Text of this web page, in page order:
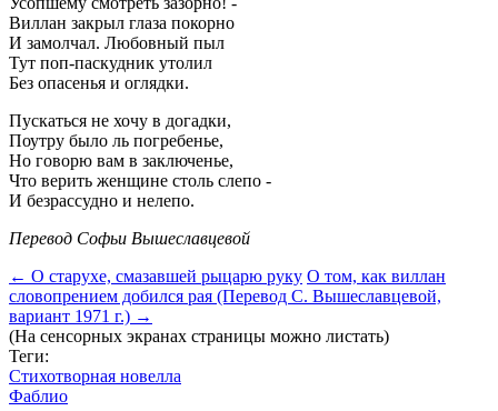
Виллан закрыл глаза покорно
И замолчал. Любовный пыл
Тут поп-паскудник утолил
Без опасенья и оглядки.
Пускаться не хочу в догадки,
Поутру было ль погребенье,
Но говорю вам в заключенье,
Что верить женщине столь слепо -
И безрассудно и нелепо.
Перевод Софьи Вышеславцевой
← О старухе, смазавшей рыцарю руку О том, как виллан
словопрением добился рая (Перевод С. Вышеславцевой,
вариант 1971 г.) →
(На сенсорных экранах страницы можно листать)
Теги:
Стихотворная новелла
Фаблио